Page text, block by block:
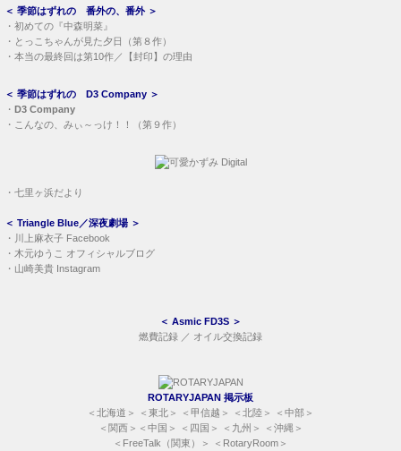
＜ 季節はずれの 番外の、番外＞
・ 初めての『中森明菜』
・ とっこちゃんが見た夕日（第８作）
・ 本当の最終回は第10作／【封印】の理由
＜ 季節はずれの D3 Company ＞
・ D3 Company
・ こんなの、みぃ～っけ！！（第９作）
・ 七里ヶ浜だより
＜ Triangle Blue／深夜劇場 ＞
・
川上麻衣子 Facebook
・ 木元ゆうこ オフィシャルブログ
・ 山崎美貴 Instagram
＜ Asmic FD3S ＞
燃費記録 ／ オイル交換記録
ROTARYJAPAN 掲示板
＜ 北海道 ＞ ＜ 東北 ＞ ＜ 甲信越 ＞ ＜ 北陸 ＞ ＜ 中部 ＞
＜ 関西＞＜ 中国 ＞ ＜ 四国 ＞ ＜ 九州 ＞ ＜ 沖縄 ＞
＜ FreeTalk（関東） ＞ ＜ RotaryRoom ＞